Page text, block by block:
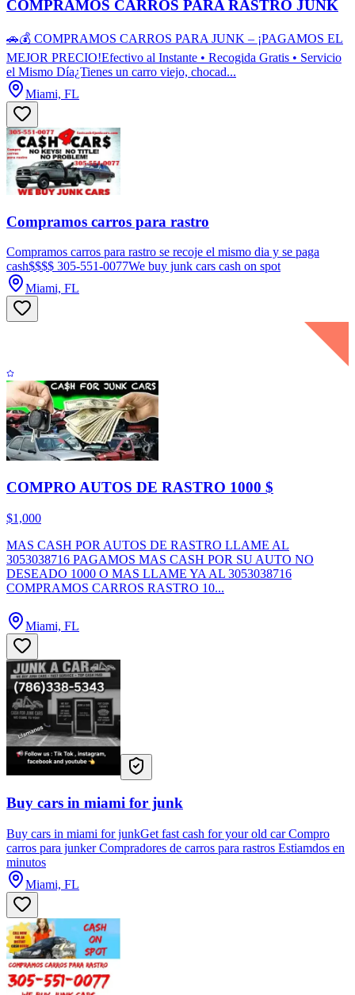
COMPRAMOS CARROS PARA RASTRO JUNK
🚗💰 COMPRAMOS CARROS PARA JUNK – ¡PAGAMOS EL
MEJOR PRECIO!Efectivo al Instante • Recogida Gratis • Servicio
el Mismo Día¿Tienes un carro viejo, chocad...
Miami, FL
Compramos carros para rastro
Compramos carros para rastro se recoje el mismo dia y se paga
cash$$$$ 305-551-0077We buy junk cars cash on spot
Miami, FL
COMPRO AUTOS DE RASTRO 1000 $
$1,000
MAS CASH POR AUTOS DE RASTRO LLAME AL
3053038716 PAGAMOS MAS CASH POR SU AUTO NO
DESEADO 1000 O MAS LLAME YA AL 3053038716
COMPRAMOS CARROS RASTRO 10...
Miami, FL
Buy cars in miami for junk
Buy cars in miami for junkGet fast cash for your old car Compro
carros para junker Compradores de carros para rastros Estiamdos en
minutos
Miami, FL